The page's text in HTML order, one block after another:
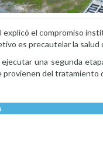
explicó el compromiso
es precautelar la salud
una segunda
provienen del tratamiento